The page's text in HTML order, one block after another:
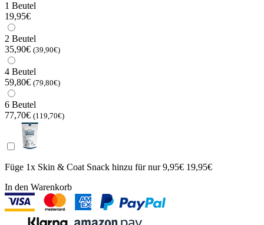
1 Beutel
19,95€
2 Beutel
35,90€ (39,90€)
4 Beutel
59,80€ (79,80€)
6 Beutel
77,70€ (119,70€)
Füge 1x Skin & Coat Snack hinzu fürnur 9,95€ 19,95€
In den Warenkorb